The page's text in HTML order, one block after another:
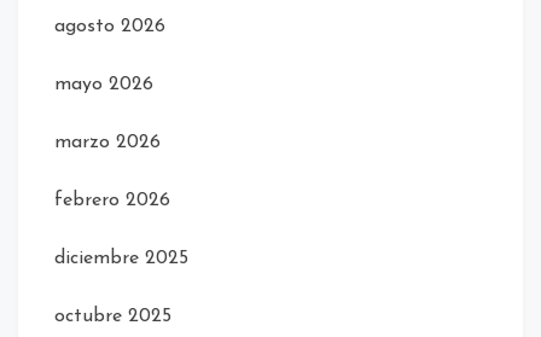
agosto 2026
mayo 2026
marzo 2026
febrero 2026
diciembre 2025
octubre 2025